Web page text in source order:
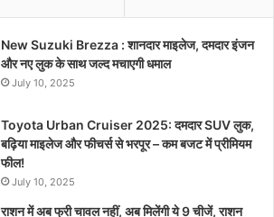
New Suzuki Brezza : शानदार माइलेज, दमदार इंजन
और नए लुक के साथ जल्द मचाएगी धमाल
July 10, 2025
Toyota Urban Cruiser 2025: दमदार SUV लुक,
बढ़िया माइलेज और फीचर्स से भरपूर – कम बजट में प्रीमियम
फील!
July 10, 2025
राशन में अब फ्री चावल नहीं, अब मिलेंगी ये 9 चीजें, राशन